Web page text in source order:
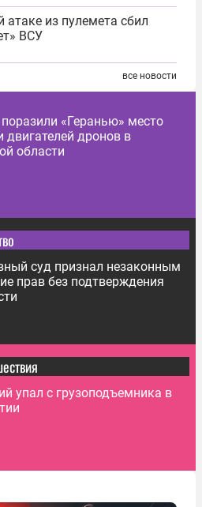
из пулемета сбил
ВСУ
все новости
«Геранью» место
двигателей дронов в
области
суд признал незаконным
прав без подтверждения
упал с грузоподъемника в